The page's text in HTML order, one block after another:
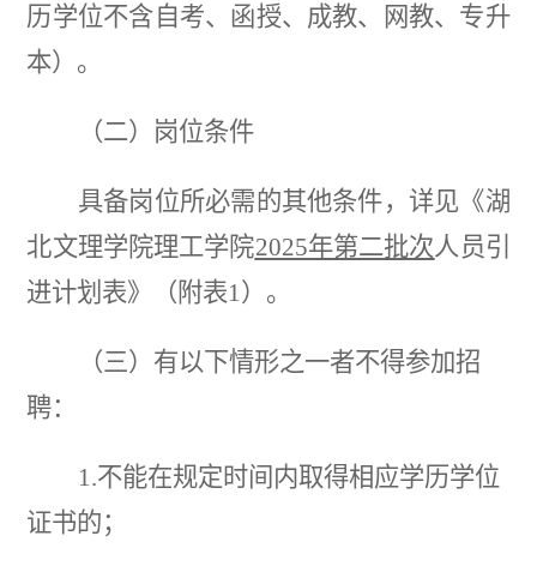
历学位不含自考、函授、成教、网教、专升
本）。
（二）岗位条件
具备岗位所必需的其他条件，详见《湖
北文理学院理工学院2025年第二批次人员引
进计划 表》（附表1）。
（三）有以下情形之一者不得参加招
聘：
1.不能在规定时间内取得相应学历学位
证书的；